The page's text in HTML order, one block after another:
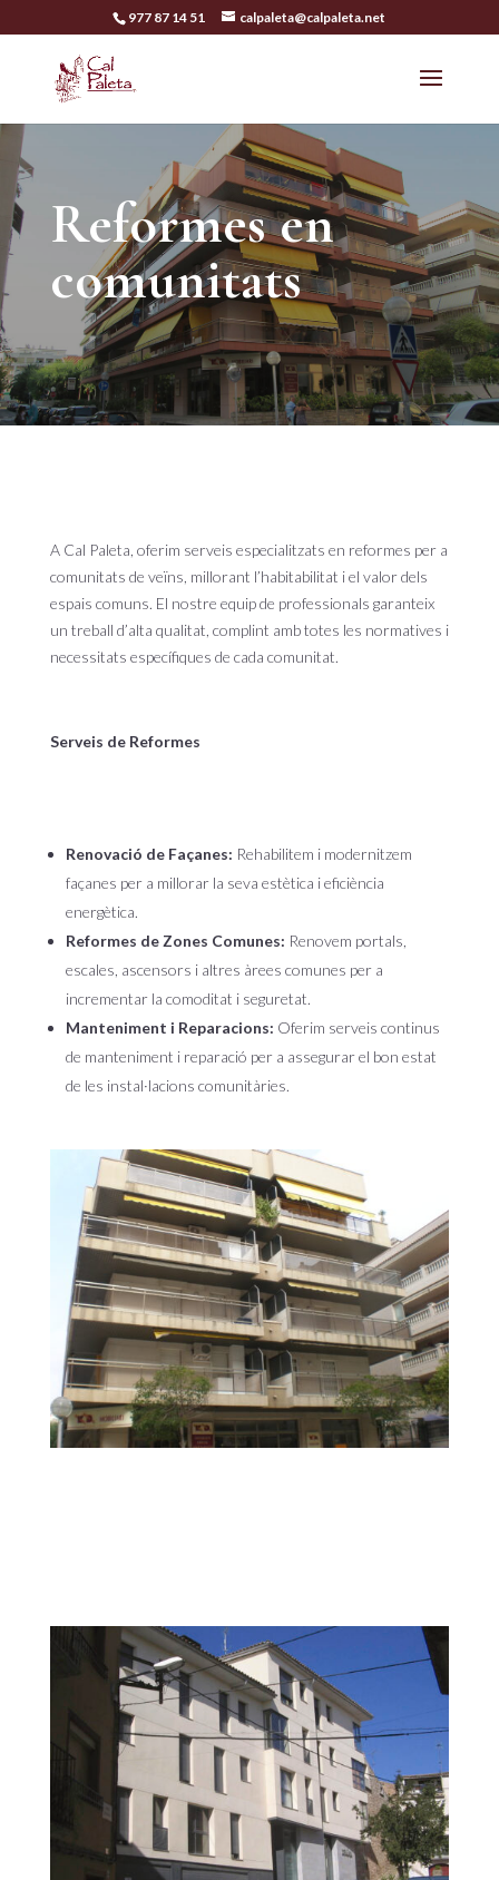
977 87 14 51 calpaleta@calpaleta.net
Reformes en
comunitats
A Cal Paleta, oferim serveis especialitzats en reformes per a
comunitats de veïns, millorant l’habitabilitat i el valor dels
espais comuns. El nostre equip de professionals garanteix
un treball d’alta qualitat, complint amb totes les normatives i
necessitats específiques de cada comunitat.
Serveis de Reformes
Renovació de Façanes: Rehabilitem i modernitzem
façanes per a millorar la seva estètica i eficiència
energètica.
Reformes de Zones Comunes: Renovem portals,
escales, ascensors i altres àrees comunes per a
incrementar la comoditat i seguretat.
Manteniment i Reparacions: Oferim serveis continus
de manteniment i reparació per a assegurar el bon estat
de les instal·lacions comunitàries.